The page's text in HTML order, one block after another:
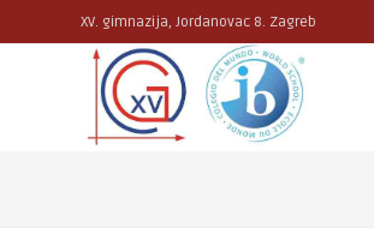
XV. gimnazija, Jordanovac 8. Zagreb